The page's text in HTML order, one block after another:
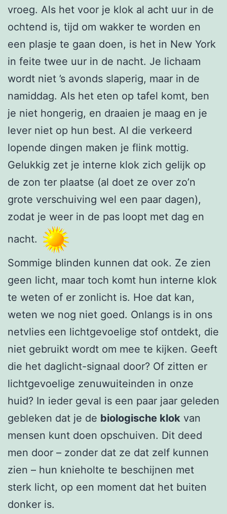
vroeg. Als het voor je klok al acht uur in de
ochtend is, tijd om wakker te worden en
een plasje te gaan doen, is het in New York
in feite twee uur in de nacht. Je lichaam
wordt niet ’s avonds slaperig, maar in de
namiddag. Als het eten op tafel komt, ben
je niet hongerig, en draaien je maag en je
lever niet op hun best. Al die verkeerd
lopende dingen maken je flink mottig.
Gelukkig zet je interne klok zich gelijk op
de zon ter plaatse (al doet ze over zo’n
grote verschuiving wel een paar dagen),
zodat je weer in de pas loopt met dag en
nacht.
Sommige blinden kunnen dat ook. Ze zien
geen licht, maar toch komt hun interne klok
te weten of er zonlicht is. Hoe dat kan,
weten we nog niet goed. Onlangs is in ons
netvlies een lichtgevoelige stof ontdekt, die
niet gebruikt wordt om mee te kijken. Geeft
die het daglicht-signaal door? Of zitten er
lichtgevoelige zenuwuiteinden in onze
huid? In ieder geval is een paar jaar geleden
gebleken dat je de biologische klok van
mensen kunt doen opschuiven. Dit deed
men door – zonder dat ze dat zelf kunnen
zien – hun knieholte te beschijnen met
sterk licht, op een moment dat het buiten
donker is.